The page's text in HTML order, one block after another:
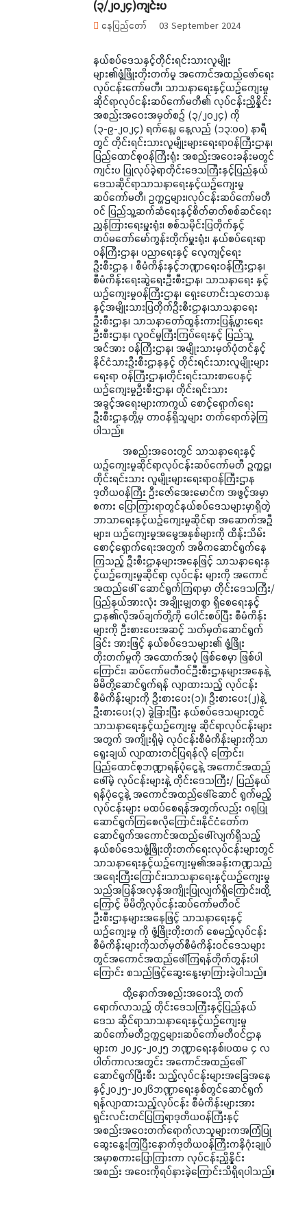
(၃/၂၀၂၄)ကျင်းပ
နေပြည်တော် 03 September 2024
နယ်စပ်ဒေသနှင့်တိုင်းရင်းသားလူမျိုး
များ၏ဖွံ့ဖြိုးတိုးတက်မှု အကောင်အထည်ဖော်ရေး
လုပ်ငန်းကော်မတီ၊ သာသနာရေးနှင့်ယဉ်ကျေးမှု
ဆိုင်ရာလုပ်ငန်းဆပ်ကော်မတီ၏ လုပ်ငန်းညှိနှိုင်း
အစည်းအဝေးအမှတ်စဉ် (၃/၂၀၂၄) ကို
(၃-၉-၂၀၂၄) ရက်နေ့၊ နေ့လည် (၁၃:၀၀) နာရီ
တွင် တိုင်းရင်းသားလူမျိုးများရေးရာဝန်ကြီးဌာန၊
ပြည်ထောင်စုဝန်ကြီးရုံး အစည်းအဝေးခန်းမတွင်
ကျင်းပ ပြုလုပ်ခဲ့ရာတိုင်းဒေသကြီးနှင့်ပြည်နယ်
ဒေသဆိုင်ရာသာသနာရေးနှင့်ယဉ်ကျေးမှု
ဆပ်ကော်မတီ၊ ဥက္ကဌများ၊လုပ်ငန်းဆပ်ကော်မတီ
ဝင် ပြည်သူ့ဆက်ဆံရေးနှင့်စိတ်ဓာတ်စစ်ဆင်ရေး
ညွှန်ကြားရေးမှူးရုံး၊ စစ်သမိုင်းပြတိုက်နှင့်
တပ်မတော်မော်ကွန်းတိုက်မှူးရုံး၊ နယ်စပ်ရေးရာ
ဝန်ကြီးဌာန၊ ပညာရေးနှင့် လေ့ကျင့်ရေး
ဦးစီးဌာန ၊ စီမံကိန်းနှင့်ဘဏ္ဍာရေးဝန်ကြီးဌာန၊
စီမံကိန်းရေးဆွဲရေးဦးစီးဌာန၊ သာသနာရေး နှင့်
ယဉ်ကျေးမှုဝန်ကြီးဌာန၊ ရှေးဟောင်းသုတေသန
နှင့်အမျိုးသားပြတိုက်ဦးစီးဌာန၊သာသနာရေး
ဦးစီးဌာန၊ သာသနာတော်ထွန်းကားပြန့်ပွားရေး
ဦးစီးဌာန၊ လူဝင်မှုကြီးကြပ်ရေးနှင့် ပြည်သူ့
အင်အား ဝန်ကြီးဌာန၊ အမျိုးသားမှတ်ပုံတင်နှင့်
နိုင်ငံသားဦးစီးဌာနနှင့် တိုင်းရင်းသားလူမျိုးများ
ရေးရာ ဝန်ကြီးဌာန၊တိုင်းရင်းသားစာပေနှင့်
ယဉ်ကျေးမှုဦးစီးဌာန၊ တိုင်းရင်းသား
အခွင့်အရေးများကာကွယ် စောင့်ရှောက်ရေး
ဦးစီးဌာနတို့မှ တာဝန်ရှိသူများ တက်ရောက်ခဲ့ကြ
ပါသည်။
အစည်းအဝေးတွင် သာသနာရေးနှင့်
ယဉ်ကျေးမှုဆိုင်ရာလုပ်ငန်းဆပ်ကော်မတီ ဥက္ကဋ္ဌ၊
တိုင်းရင်းသား လူမျိုးများရေးရာဝန်ကြီးဌာန
ဒုတိယဝန်ကြီး ဦးဇော်အေးမောင်က အဖွင့်အမှာ
စကား ပြောကြားရာတွင်နယ်စပ်ဒေသများမှာရှိတဲ့
ဘာသာရေးနှင့်ယဉ်ကျေးမှုဆိုင်ရာ အဆောက်အဦ
များ၊ ယဉ်ကျေးမှုအမွေအနှစ်များကို ထိန်းသိမ်း
စောင့်ရှောက်ရေးအတွက် အဓိကဆောင်ရွက်နေ
ကြသည့် ဦးစီးဌာနများအနေဖြင့် သာသနာရေးနှ
င့်ယဉ်ကျေးမှုဆိုင်ရာ လုပ်ငန်း များကို အကောင်
အထည်ဖေါ် ဆောင်ရွက်ကြရာမှာ တိုင်းဒေသကြီး/
ပြည်နယ်အားလုံး အချိုးမျှတစွာ ရှိစေရေးနှင့်
ဌာန၏လိုအပ်ချက်တို့ကို ပေါင်းစပ်ပြီး စီမံကိန်း
များကို ဦးစားပေးအဆင့် သတ်မှတ်ဆောင်ရွက်
ခြင်း အားဖြင့် နယ်စပ်ဒေသများ၏ ဖွံ့ဖြိုး
တိုးတက်မှုကို အထောက်အပံ့ ဖြစ်စေမှာ ဖြစ်ပါ
ကြောင်း၊ ဆပ်ကော်မတီဝင်ဦးစီးဌာနများအနေနဲ့
မိမိတို့ဆောင်ရွက်ရန် လျာထားသည့် လုပ်ငန်း
စီမံကိန်းများကို ဦးစားပေး(၁)၊ ဦးစားပေး(၂)နဲ့
ဦးစားပေး(၃) ခွဲခြားပြီး နယ်စပ်ဒေသများတွင်
သာသနာရေးနှင့်ယဉ်ကျေးမှု ဆိုင်ရာလုပ်ငန်းများ
အတွက် အကျိုးရှိမဲ့ လုပ်ငန်းစီမံကိန်းများကိုသာ
ရွေးချယ် လျာထားတင်ပြရန်လို ကြောင်း၊
ပြည်ထောင်စုဘဏ္ဍာရန်ပုံငွေနဲ့ အကောင်အထည်
ဖေါ်မဲ့ လုပ်ငန်းများနဲ့ တိုင်းဒေသကြီး/ ပြည်နယ်
ရန်ပုံငွေနဲ့ အကောင်အထည်ဖေါ်ဆောင် ရွက်မည့်
လုပ်ငန်းများ မထပ်စေရန်အတွက်လည်း ဂရုပြု
ဆောင်ရွက်ကြစေလိုကြောင်း၊နိုင်ငံတော်က
ဆောင်ရွက်အကောင်အထည်ဖေါ်လျက်ရှိသည့်
နယ်စပ်ဒေသဖွံ့ဖြိုးတိုးတက်ရေးလုပ်ငန်းများတွင်
သာသနာရေးနှင့်ယဉ်ကျေးမှု၏အခန်းကဏ္ဍသည်
အရေးကြီးကြောင်း၊သာသနာရေးနှင့်ယဉ်ကျေးမှု
သည်အပြန်အလှန်အကျိုးပြုလျက်ရှိကြောင်း၊ထို့
ကြောင့် မိမိတို့လုပ်ငန်းဆပ်ကော်မတီဝင်
ဦးစီးဌာနများအနေဖြင့် သာသနာရေးနှင့်
ယဉ်ကျေးမှု ကို ဖွံ့ဖြိုးတိုးတက် စေမည့်လုပ်ငန်း
စီမံကိန်းများကိုသတ်မှတ်စီမံကိန်းဝင်ဒေသများ
တွင်အကောင်အထည်ဖေါ်ကြရန်တိုက်တွန်းပါ
ကြောင်း စသည်ဖြင့်ဆွေးနွေးမှာကြားခဲ့ပါသည်။
ထို့နောက်အစည်းအဝေးသို့ တက်
ရောက်လာသည့် တိုင်းဒေသကြီးနှင့်ပြည်နယ်
ဒေသ ဆိုင်ရာသာသနာရေးနှင့်ယဉ်ကျေးမှု
ဆပ်ကော်မတီဥက္ကဌများ၊ဆပ်ကော်မတီဝင်ဌာန
များက ၂၀၂၄-၂၀၂၅ ဘဏ္ဍာရေးနှစ်၊ပထမ ၄ လ
ပါတ်ကာလအတွင်း အကောင်အထည်ဖေါ်
ဆောင်ရွက်ပြီးစီး သည့်လုပ်ငန်းများအခြေအနေ
နှင့်၂၀၂၅-၂၀၂၆ဘဏ္ဍာရေးနှစ်တွင်ဆောင်ရွက်
ရန်လျာထားသည့်လုပ်ငန်း စီမံကိန်းများအား
ရှင်းလင်းတင်ပြကြရာဒုတိယဝန်ကြီးနှင့်
အစည်းအဝေးတက်ရောက်လာသူများကအကြံပြု
ဆွေးနွေးကြပြီးနောက်ဒုတိယဝန်ကြီးကနိဂုံးချုပ်
အမှာစကားပြောကြားကာ လုပ်ငန်းညှိနှိုင်း
အစည်း အဝေးကိုရပ်နားခဲ့ကြောင်းသိရှိရပါသည်။